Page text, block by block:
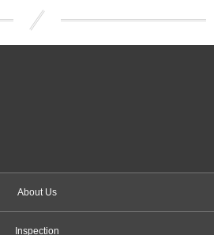
About Us
Inspection